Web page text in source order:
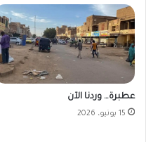
عطبرة… وردنا الآن
15 يونيو، 2026